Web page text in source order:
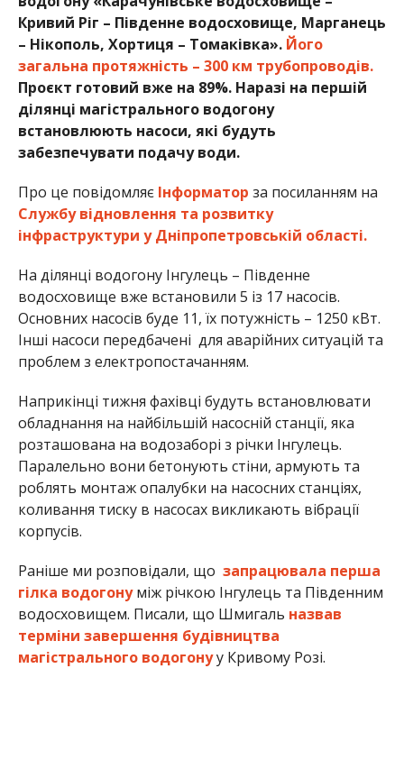
Кривий Ріг – Південне водосховище, Марганець
– Нікополь, Хортиця – Томаківка». Його
загальна протяжність – 300 км трубопроводів.
Проєкт готовий вже на 89%. Наразі на першій
ділянці магістрального водогону
встановлюють насоси, які будуть
забезпечувати подачу води.
Про це повідомляє Інформатор за посиланням на
Службу відновлення та розвитку
інфраструктури у Дніпропетровській області.
На ділянці водогону Інгулець – Південне
водосховище вже встановили 5 із 17 насосів.
Основних насосів буде 11, їх потужність – 1250 кВт.
Інші насоси передбачені для аварійних ситуацій та
проблем з електропостачанням.
Наприкінці тижня фахівці будуть встановлювати
обладнання на найбільшій насосній станції, яка
розташована на водозаборі з річки Інгулець.
Паралельно вони бетонують стіни, армують та
роблять монтаж опалубки на насосних станціях,
коливання тиску в насосах викликають вібрації
корпусів.
Раніше ми розповідали, що запрацювала перша
гілка водогонуміж річкою Інгулець та Південним
водосховищем. Писали, що Шмигаль назвав
терміни завершення будівництва
магістрального водогонуу Кривому Розі.